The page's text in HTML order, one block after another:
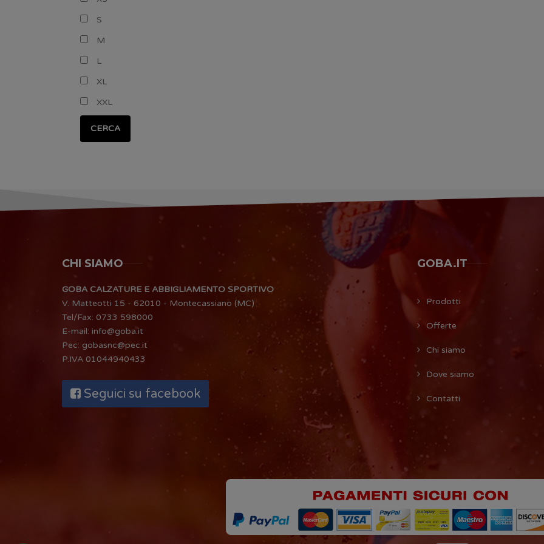
S
M
L
XL
XXL
CERCA
CHI SIAMO
GOBA CALZATURE E ABBIGLIAMENTO SPORTIVO
V. Matteotti 15 - 62010 - Montecassiano (MC)
Tel/Fax: 0733 598000
E-mail: info@goba.it
Pec: gobasnc@pec.it
P.IVA 01044940433
Seguici su facebook
GOBA.IT
Prodotti
Offerte
Chi siamo
Dove siamo
Contatti